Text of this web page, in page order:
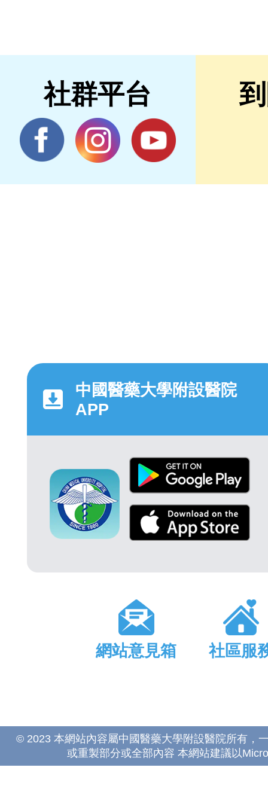
社群平台
中國醫藥大學附設醫院
APP
網站意見箱 社區服
© 2023 本網站內容屬中國醫藥大學附設醫院所有，
或重製部分或全部內容 本網站建議以